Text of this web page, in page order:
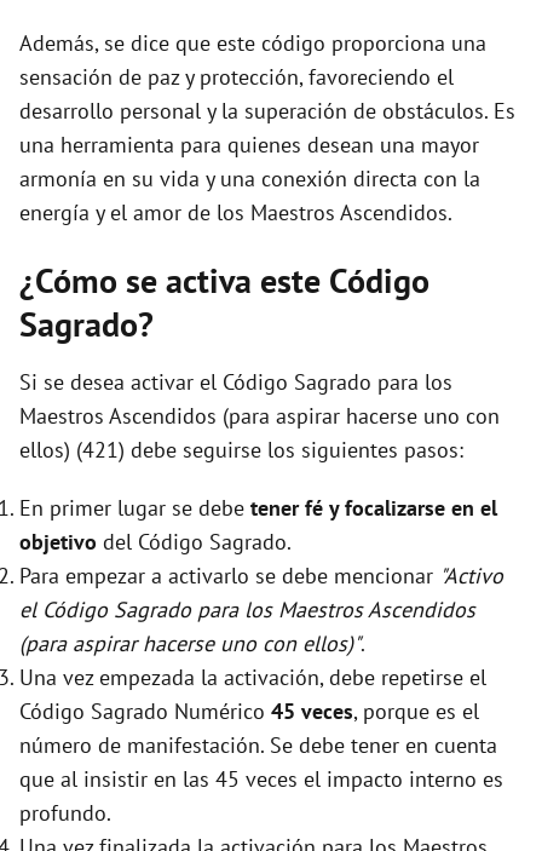
Además, se dice que este código proporciona una
sensación de paz y protección, favoreciendo el
desarrollo personal y la superación de obstáculos. Es
una herramienta para quienes desean una mayor
armonía en su vida y una conexión directa con la
energía y el amor de los Maestros Ascendidos.
¿Cómo se activa este Código
Sagrado?
Si se desea activar el Código Sagrado para los
Maestros Ascendidos (para aspirar hacerse uno con
ellos) (421) debe seguirse los siguientes pasos:
En primer lugar se debe tener fé y focalizarse en el
objetivo del Código Sagrado.
Para empezar a activarlo se debe mencionar "Activo
el Código Sagrado para los Maestros Ascendidos
(para aspirar hacerse uno con ellos)".
Una vez empezada la activación, debe repetirse el
Código Sagrado Numérico 45 veces, porque es el
número de manifestación. Se debe tener en cuenta
que al insistir en las 45 veces el impacto interno es
profundo.